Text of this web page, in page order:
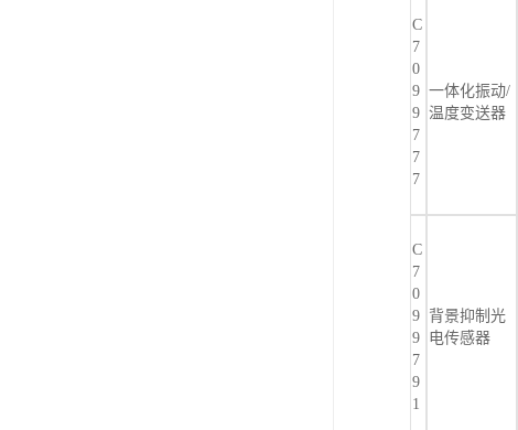
C
7
0
9
9
7
7
7
一体化振动/
温度变送器
C
7
0
9
9
7
9
1
背景抑制光
电传感器